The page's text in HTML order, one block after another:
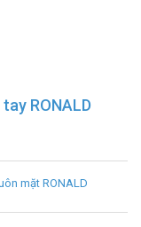
RONALD
mặt RONALD